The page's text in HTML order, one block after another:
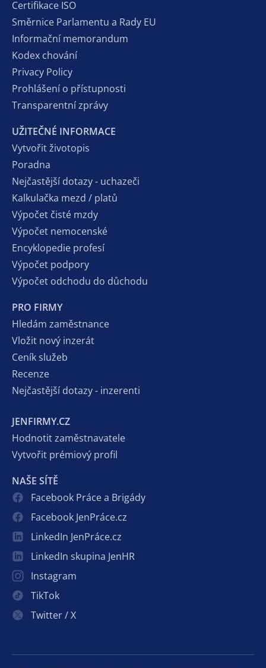
Certifikace ISO
Směrnice Parlamentu a Rady EU
Informační memorandum
Kodex chování
Privacy Policy
Prohlášení o přístupnosti
Transparentní zprávy
UŽITEČNÉ INFORMACE
Vytvořit životopis
Poradna
Nejčastější dotazy - uchazeči
Kalkulačka mezd / platů
Výpočet čisté mzdy
Výpočet nemocenské
Encyklopedie profesí
Výpočet podpory
Výpočet odchodu do důchodu
PRO FIRMY
Hledám zaměstnance
Vložit nový inzerát
Ceník služeb
Recenze
Nejčastější dotazy - inzerenti
JENFIRMY.CZ
Hodnotit zaměstnavatele
Vytvořit prémiový profil
NAŠE SÍTĚ
Facebook Práce a Brigády
Facebook JenPráce.cz
LinkedIn JenPráce.cz
LinkedIn skupina JenHR
Instagram
TikTok
Twitter / X